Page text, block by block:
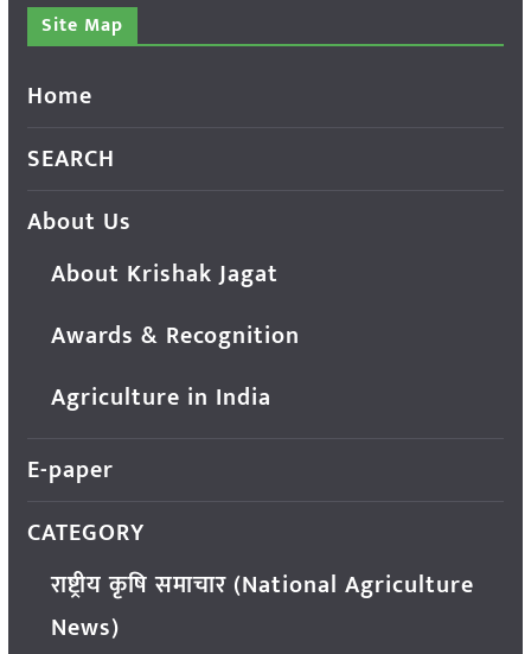
Site Map
Home
SEARCH
About Us
About Krishak Jagat
Awards & Recognition
Agriculture in India
E-paper
CATEGORY
राष्ट्रीय कृषि समाचार (National Agriculture
News)